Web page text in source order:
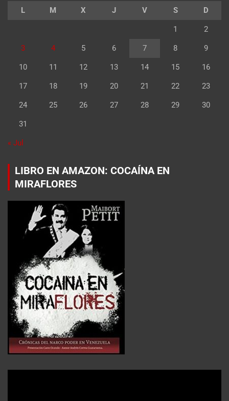
L M X J V S D
1 2
3 4 5 6 7 8 9
10 11 12 13 14 15 16
17 18 19 20 21 22 23
24 25 26 27 28 29 30
31
« Jul
LIBRO EN AMAZON: COCAÍNA EN
MIRAFLORES